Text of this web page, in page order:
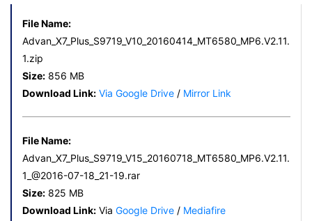
File Name:
Advan_X7_Plus_S9719_V10_20160414_MT6580_MP6.V2.11.
1.zip
Size: 856 MB
Download Link: Via Google Drive / Mirror Link
File Name:
Advan_X7_Plus_S9719_V15_20160718_MT6580_MP6.V2.11.
1_@2016-07-18_21-19.rar
Size: 825 MB
Download Link: Via Google Drive / Mediafire